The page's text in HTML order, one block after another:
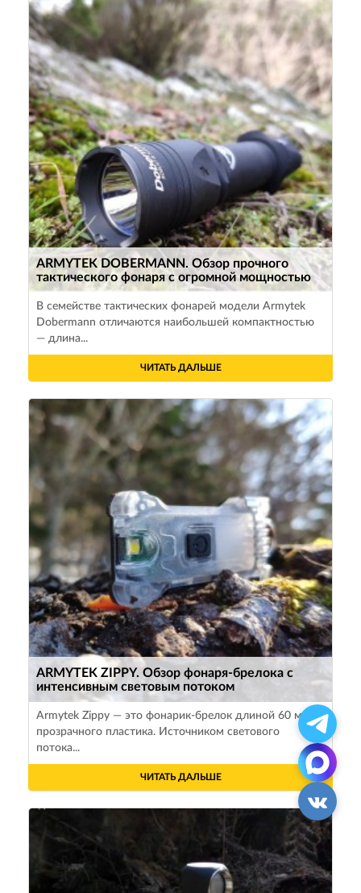
ARMYTEK DOBERMANN. Обзор прочного
тактического фонаря с огромной мощностью
В семействе тактических фонарей модели Armytek
Dobermann отличаются наибольшей компактностью
— длина...
ЧИТАТЬ ДАЛЬШЕ
ARMYTEK ZIPPY. Обзор фонаря-брелока с
интенсивным световым потоком
Armytek Zippy — это фонарик-брелок длиной 60 мм из
прозрачного пластика. Источником светового
потока...
ЧИТАТЬ ДАЛЬШЕ